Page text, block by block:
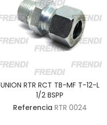
UNION RTR RCT TB-MF T-12-L
1/2 BSPP
Referencia RTR 0024